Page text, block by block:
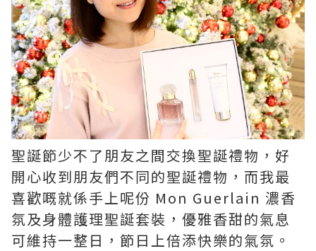
聖誕節少不了朋友之間交換聖誕禮物，好
開心收到朋友們不同的聖誕禮物，而我最
喜歡嘅就係手上呢份 Mon Guerlain 濃香
氛及身體護理聖誕套裝，優雅香甜的氣息
可維持一整日，節日上倍添快樂的氣氛。